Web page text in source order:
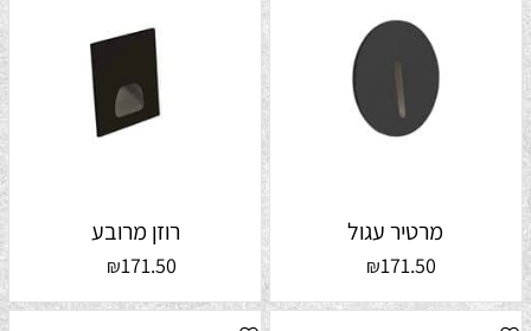
מרטיר עגול
₪171.50
רוזן מרובע
₪171.50